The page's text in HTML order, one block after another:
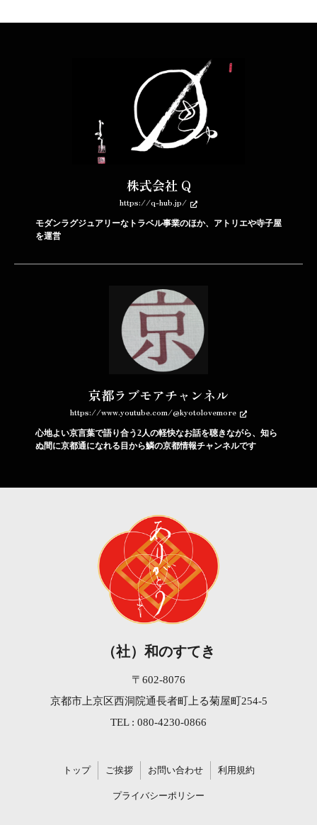
株式会社 Q
https://q-hub.jp/
モダンラグジュアリーなトラベル事業のほか、アトリエや寺子屋
を運営
京都ラブモアチャンネル
https://www.youtube.com/@kyotolovemore
心地よい京言葉で語り合う2人の軽快なお話を聴きながら、知ら
ぬ間に京都通になれる目から鱗の京都情報チャンネルです
（社）和のすてき
〒602-8076
京都市上京区西洞院通長者町上る菊屋町254-5
TEL : 080-4230-0866
トップ ご挨拶 お問い合わせ 利用規約
プライバシーポリシー